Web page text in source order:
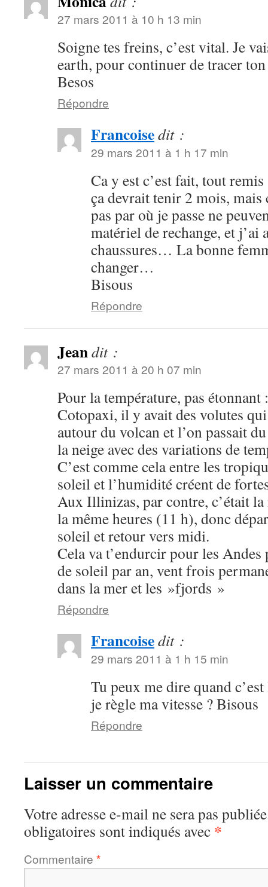
27 mars 2011 à 10 h 13 min
Soigne tes freins, c’est vital. Je
earth, pour continuer de tracer
Besos
Répondre
Francoisedit :
29 mars 2011 à 1 h 17 min
Ca y est c’est fait, tout
ça devrait tenir 2 mois, mais
pas par où je passe ne
matériel de rechange, et j’ai
chaussures… La bonne
changer…
Bisous
Répondre
Jeandit :
27 mars 2011 à 20 h 07 min
Pour la température, pas étonnant
Cotopaxi, il y avait des volutes
autour du volcan et l’on passait
la neige avec des variations de
C’est comme cela entre les
soleil et l’humidité créent de
Aux Illinizas, par contre, c’était la
la même heures (11 h), donc
soleil et retour vers midi.
Cela va t’endurcir pour les
de soleil par an, vent frois
dans la mer et les »fjords »
Répondre
Francoisedit :
29 mars 2011 à 1 h 15 min
Tu peux me dire quand
je règle ma vitesse ? Bisous
Répondre
Laisser un commentaire
Votre adresse e-mail ne sera pas
obligatoires sont indiqués avec *
Commentaire *